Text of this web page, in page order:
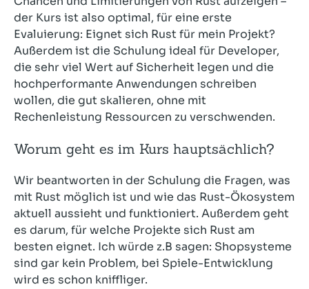
der Kurs ist also optimal, für eine erste
Evaluierung: Eignet sich Rust für mein Projekt?
Außerdem ist die Schulung ideal für Developer,
die sehr viel Wert auf Sicherheit legen und die
hochperformante Anwendungen schreiben
wollen, die gut skalieren, ohne mit
Rechenleistung Ressourcen zu verschwenden.
Worum geht es im Kurs hauptsächlich?
Wir beantworten in der Schulung die Fragen, was
mit Rust möglich ist und wie das Rust-Ökosystem
aktuell aussieht und funktioniert. Außerdem geht
es darum, für welche Projekte sich Rust am
besten eignet. Ich würde z.B sagen: Shopsysteme
sind gar kein Problem, bei Spiele-Entwicklung
wird es schon kniffliger.